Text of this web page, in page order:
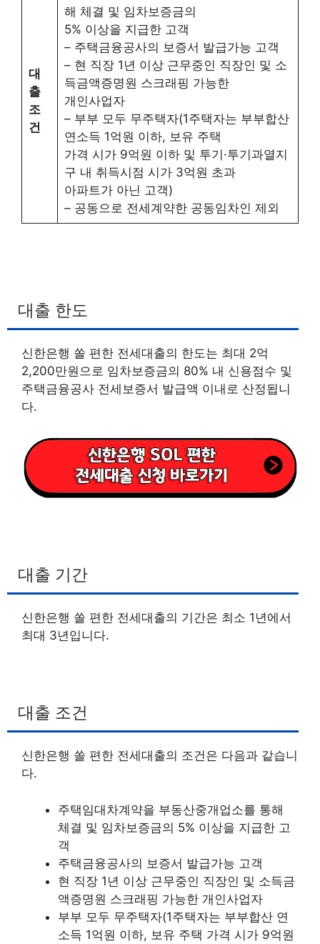
대
출
조
건
해 체결 및 임차보증금의
5% 이상을 지급한 고객
– 주택금융공사의 보증서 발급가능 고객
– 현 직장 1년 이상 근무중인 직장인 및 소
득금액증명원 스크래핑 가능한
개인사업자
– 부부 모두 무주택자(1주택자는 부부합산
연소득 1억원 이하, 보유 주택
가격 시가 9억원 이하 및 투기·투기과열지
구 내 취득시점 시가 3억원 초과
아파트가 아닌 고객)
– 공동으로 전세계약한 공동임차인 제외
대출 한도
신한은행 쏠 편한 전세대출의 한도는 최대 2억
2,200만원으로 임차보증금의 80% 내 신용점수 및
주택금융공사 전세보증서 발급액 이내로 산정됩니
다.
대출 기간
신한은행 쏠 편한 전세대출의 기간은 최소 1년에서
최대 3년입니다.
대출 조건
신한은행 쏠 편한 전세대출의 조건은 다음과 같습니
다.
주택임대차계약을 부동산중개업소를 통해
체결 및 임차보증금의 5% 이상을 지급한 고
객
주택금융공사의 보증서 발급가능 고객
현 직장 1년 이상 근무중인 직장인 및 소득금
액증명원 스크래핑 가능한 개인사업자
부부 모두 무주택자(1주택자는 부부합산 연
소득 1억원 이하, 보유 주택 가격 시가 9억원